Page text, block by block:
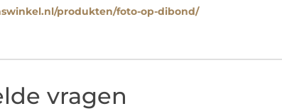
produkten/foto-op-dibond/
vragen